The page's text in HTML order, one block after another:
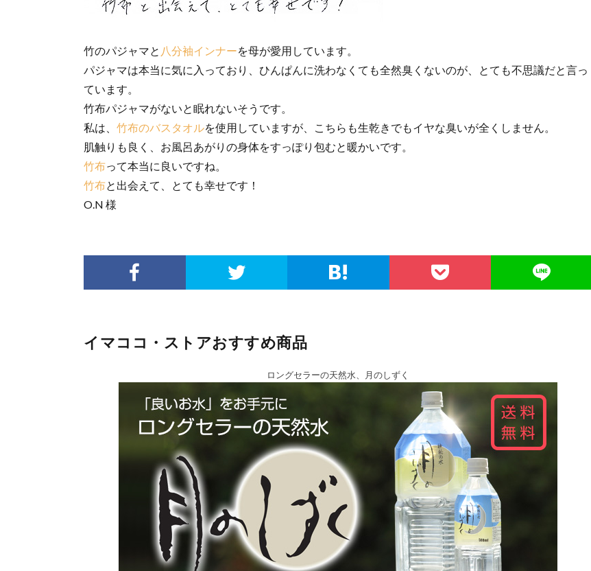
竹のパジャマと 八分袖インナーを母が愛用しています。
パジャマは本当に気に入っており、ひんぱんに洗わなくても全然臭くないのが、とても不思議だと言っ
ています。
竹布パジャマがないと眠れないそうです。
私は、 竹布のバスタオルを使用していますが、こちらも生乾きでもイヤな臭いが全くしません。
肌触りも良く、お風呂あがりの身体をすっぽり包むと暖かいです。
竹布って本当に良いですね。
竹布と出会えて、とても幸せです！
O.N 様
イマココ・ストアおすすめ商品
ロングセラーの天然水、月のしずく